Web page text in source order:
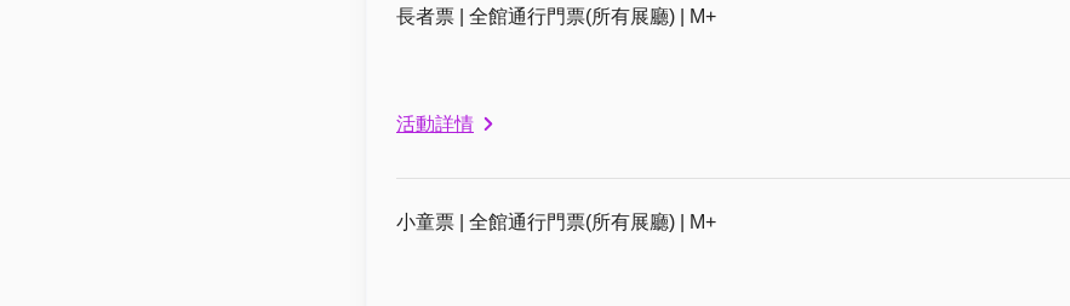
長者票 | 全館通行門票(所有展廳) | M+
活動詳情
小童票 | 全館通行門票(所有展廳) | M+